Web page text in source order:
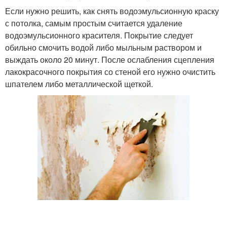
Если нужно решить, как снять водоэмульсионную краску
с потолка, самым простым считается удаление
водоэмульсионного красителя. Покрытие следует
обильно смочить водой либо мыльным раствором и
выждать около 20 минут. После ослабления сцепления
лакокрасочного покрытия со стеной его нужно очистить
шпателем либо металлической щеткой.